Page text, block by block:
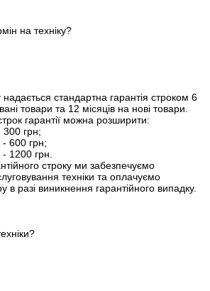
на техніку?
надається стандартна гарантія строком 6
товари та 12 місяців на нові товари.
гарантії можна розширити:
300 грн;
- 600 грн;
1200 грн.
строку ми забезпечуємо
техніки та оплачуємо
в разі виникнення гарантійного випадку.